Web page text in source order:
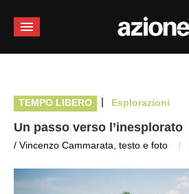
TEMPO LIBERO | Esplorazioni
Un passo verso l’inesplorato
/ Vincenzo Cammarata, testo e foto